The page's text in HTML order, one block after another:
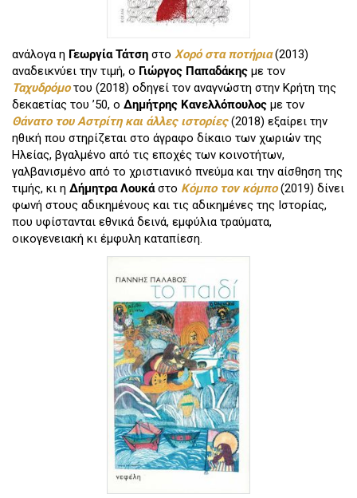
ανάλογα η Γεωργία Τάτση στο Χορό στα ποτήρια(2013)
αναδεικνύει την τιμή, ο Γιώργος Παπαδάκης με τον
Ταχυδρόμοτου (2018) οδηγεί τον αναγνώστη στην Κρήτη της
δεκαετίας του ’50, ο Δημήτρης Κανελλόπουλος με τον
Θάνατο του Αστρίτη και άλλες ιστορίες(2018) εξαίρει την
ηθική που στηρίζεται στο άγραφο δίκαιο των χωριών της
Ηλείας, βγαλμένο από τις εποχές των κοινοτήτων,
γαλβανισμένο από το χριστιανικό πνεύμα και την αίσθηση της
τιμής, κι η Δήμητρα Λουκάστο Κόμπο τον κόμπο(2019) δίνει
φωνή στους αδικημένους και τις αδικημένες της Ιστορίας,
που υφίστανται εθνικά δεινά, εμφύλια τραύματα,
οικογενειακή κι έμφυλη καταπίεση.